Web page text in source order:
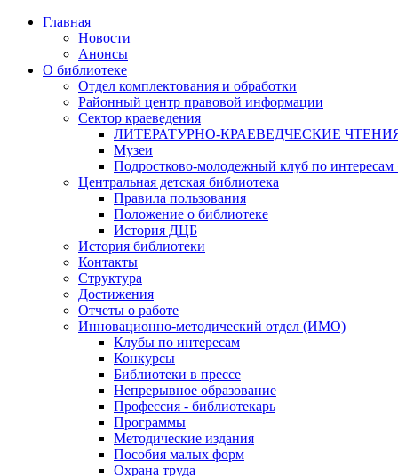
Главная
Новости
Анонсы
О библиотеке
Отдел комплектования и обработки
Районный центр правовой информации
Сектор краеведения
ЛИТЕРАТУРНО-КРАЕВЕДЧЕСКИЕ
Музеи
Подростково-молодежный клуб по интересам
Центральная детская библиотека
Правила пользования
Положение о библиотеке
История ДЦБ
История библиотеки
Контакты
Структура
Достижения
Отчеты о работе
Инновационно-методический отдел (ИМО)
Клубы по интересам
Конкурсы
Библиотеки в прессе
Непрерывное образование
Профессия - библиотекарь
Программы
Методические издания
Пособия малых форм
Охрана труда